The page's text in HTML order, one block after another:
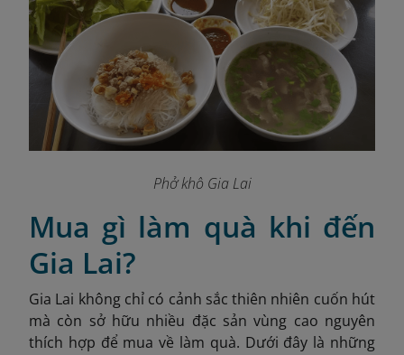
Phở khô Gia Lai
Mua gì làm quà khi đến
Gia Lai?
Gia Lai không chỉ có cảnh sắc thiên nhiên cuốn hút
mà còn sở hữu nhiều đặc sản vùng cao nguyên
thích hợp để mua về làm quà. Dưới đây là những